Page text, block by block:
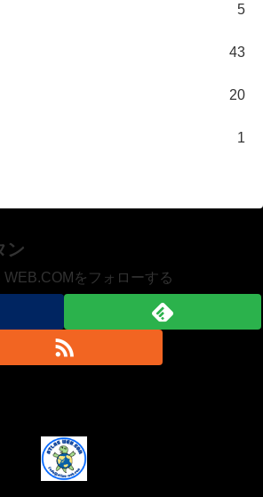
5
43
20
1
ン
WEB.COMをフォローする